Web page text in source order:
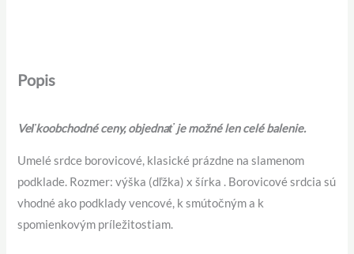
Popis
Veľkoobchodné ceny, objednať je možné len celé balenie.
Umelé srdce borovicové, klasické prázdne na slamenom
podklade. Rozmer: výška (dľžka) x šírka . Borovicové srdcia sú
vhodné ako podklady vencové, k smútočným a k
spomienkovým príležitostiam.